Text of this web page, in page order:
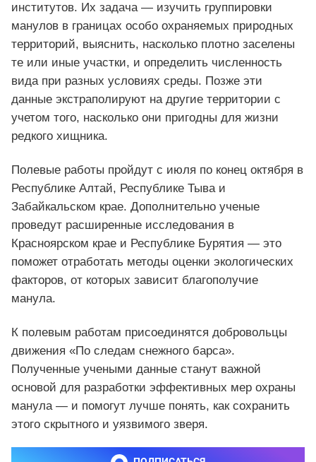
институтов. Их задача — изучить группировки
манулов в границах особо охраняемых природных
территорий, выяснить, насколько плотно заселены
те или иные участки, и определить численность
вида при разных условиях среды. Позже эти
данные экстраполируют на другие территории с
учетом того, насколько они пригодны для жизни
редкого хищника.
Полевые работы пройдут с июля по конец октября в
Республике Алтай, Республике Тыва и
Забайкальском крае. Дополнительно ученые
проведут расширенные исследования в
Красноярском крае и Республике Бурятия — это
поможет отработать методы оценки экологических
факторов, от которых зависит благополучие
манула.
К полевым работам присоединятся добровольцы
движения «По следам снежного барса».
Полученные учеными данные станут важной
основой для разработки эффективных мер охраны
манула — и помогут лучше понять, как сохранить
этого скрытного и уязвимого зверя.